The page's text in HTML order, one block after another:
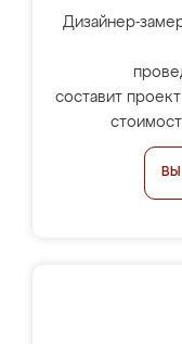
Дизайнер-
составит